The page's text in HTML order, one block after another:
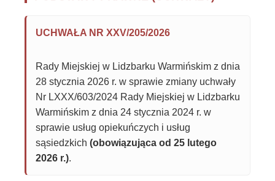
UCHWAŁA NR XXV/205/2026
Rady Miejskiej w Lidzbarku Warmińskim z dnia
28 stycznia 2026 r. w sprawie zmiany uchwały
Nr LXXX/603/2024 Rady Miejskiej w Lidzbarku
Warmińskim z dnia 24 stycznia 2024 r. w
sprawie usług opiekuńczych i usług
sąsiedzkich (obowiązująca od 25 lutego
2026 r.).